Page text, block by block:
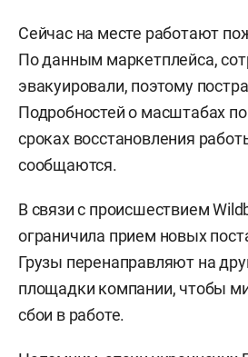
Сейчас на месте работают
По данным маркетплейса,
эвакуировали, поэтому
Подробностей о масштабах
сроках восстановления
сообщаются.
В связи с происшествием
ограничила прием новых
Грузы перенаправляют на
площадки компании, чтобы
сбои в работе.